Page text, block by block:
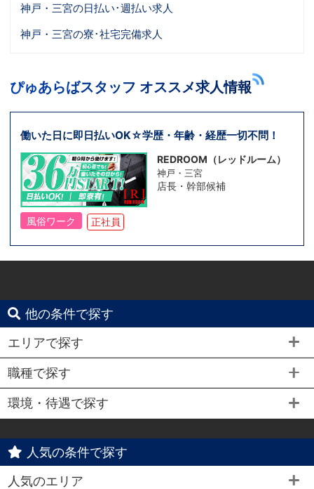
神戸・三宮の日払い･週払い求人
神戸・三宮の寮･社宅完備求人
ぴゅあらばスタッフ オススメ求人情報
働いた日に即日払いOK☆学歴・年齢・経歴一切不問！
REDROOM（レッドルーム）
神戸・三宮
店長・幹部候補
風俗ワーク 正社員
他の条件で探す
エリアで探す
職種で探す
環境・待遇で探す
人気の条件で探す
人気のエリア